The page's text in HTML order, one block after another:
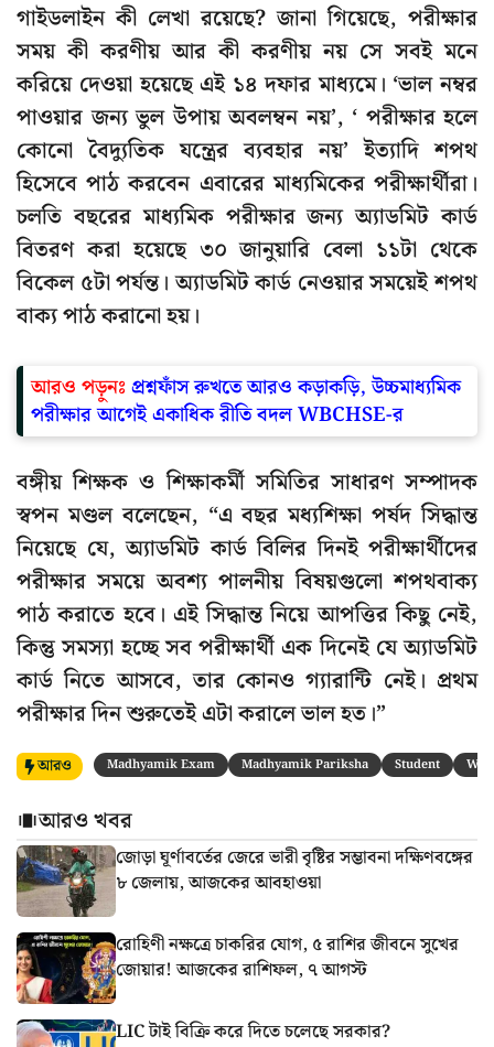
গাইডলাইন কী লেখা রয়েছে? জানা গিয়েছে, পরীক্ষার
সময় কী করণীয় আর কী করণীয় নয় সে সবই মনে
করিয়ে দেওয়া হয়েছে এই ১৪ দফার মাধ্যমে। ‘ভাল নম্বর
পাওয়ার জন্য ভুল উপায় অবলম্বন নয়’, ‘ পরীক্ষার হলে
কোনো বৈদ্যুতিক যন্ত্রের ব্যবহার নয়’ ইত্যাদি শপথ
হিসেবে পাঠ করবেন এবারের মাধ্যমিকের পরীক্ষার্থীরা।
চলতি বছরের মাধ্যমিক পরীক্ষার জন্য অ্যাডমিট কার্ড
বিতরণ করা হয়েছে ৩০ জানুয়ারি বেলা ১১টা থেকে
বিকেল ৫টা পর্যন্ত। অ্যাডমিট কার্ড নেওয়ার সময়েই শপথ
বাক্য পাঠ করানো হয়।
আরও পড়ুনঃপ্রশ্নফাঁস রুখতে আরও কড়াকড়ি, উচ্চমাধ্যমিক
পরীক্ষার আগেই একাধিক রীতি বদল WBCHSE-র
বঙ্গীয় শিক্ষক ও শিক্ষাকর্মী সমিতির সাধারণ সম্পাদক
স্বপন মণ্ডল বলেছেন, “এ বছর মধ্যশিক্ষা পর্ষদ সিদ্ধান্ত
নিয়েছে যে, অ্যাডমিট কার্ড বিলির দিনই পরীক্ষার্থীদের
পরীক্ষার সময়ে অবশ্য পালনীয় বিষয়গুলো শপথবাক্য
পাঠ করাতে হবে। এই সিদ্ধান্ত নিয়ে আপত্তির কিছু নেই,
কিন্তু সমস্যা হচ্ছে সব পরীক্ষার্থী এক দিনেই যে অ্যাডমিট
কার্ড নিতে আসবে, তার কোনও গ্যারান্টি নেই। প্রথম
পরীক্ষার দিন শুরুতেই এটা করালে ভাল হত।”
আরও Madhyamik Exam Madhyamik Pariksha Student
আরও খবর
জোড়া ঘূর্ণাবর্তের জেরে ভারী বৃষ্টির সম্ভাবনা দক্ষিণবঙ্গের
৮ জেলায়, আজকের আবহাওয়া
রোহিণী নক্ষত্রে চাকরির যোগ, ৫ রাশির জীবনে সুখের
জোয়ার! আজকের রাশিফল, ৭ আগস্ট
LIC টাই বিক্রি করে দিতে চলেছে সরকার?